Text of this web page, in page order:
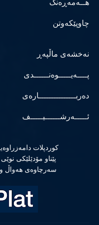
هــەمەڕەنگ
چاوپێکەوتن
نەخشەی ماڵپەڕ
پــــەیـــــوەنــــــدی
دەربـــــــــــــــارەی
ئـــــەرشــــــیـــــف
كوردپلات
پێناو مۆدێلێكی
سەرچاوەی هەواڵ و